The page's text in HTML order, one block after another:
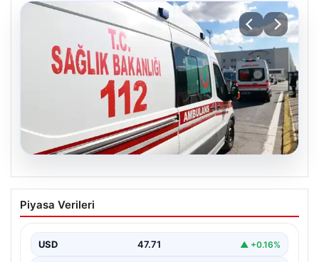
05.08.2026
Diyarbakır’da Silahlı Çatışma: 1 Ölü, 1
Yaralı
bölge sakinlerini korkuttu. Olay, iki grup arasında
uzun…
Piyasa Verileri
USD 47.71 ▲ +0.16%